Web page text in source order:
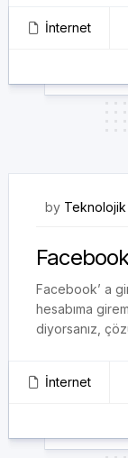
İnternet
by
Facebook’ a
hesabıma
diyorsanız,
İnternet